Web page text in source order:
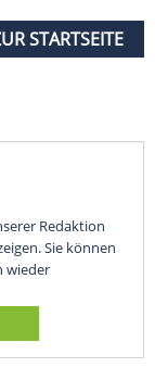
STARTSEITE
Redaktion
Sie können
wieder